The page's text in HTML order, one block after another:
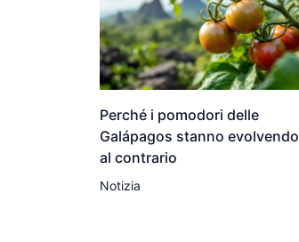
Perché i pomodori delle
Galápagos stanno evolvendo
al contrario
Notizia